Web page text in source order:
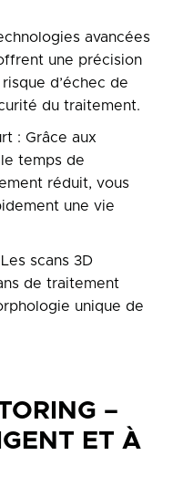
avancées
une précision
d’échec de
du traitement.
: Grâce aux
temps de
réduit, vous
une vie
scans 3D
de traitement
unique de
–
ET À